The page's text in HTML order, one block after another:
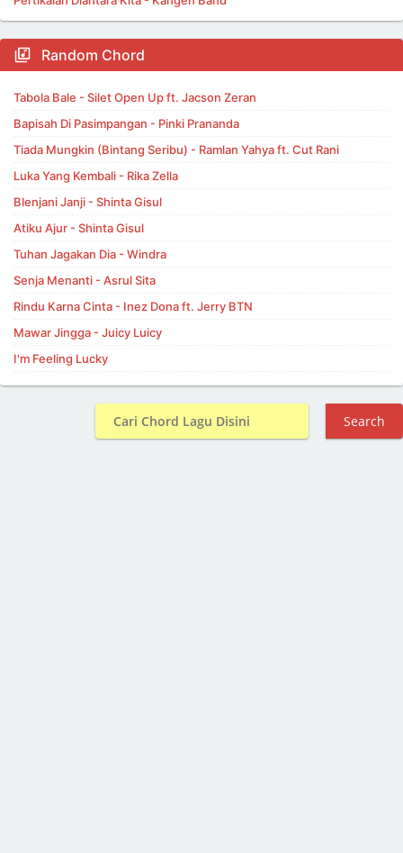
Random Chord
Tabola Bale - Silet Open Up ft. Jacson Zeran
Bapisah Di Pasimpangan - Pinki Prananda
Tiada Mungkin (Bintang Seribu) - Ramlan Yahya ft. Cut Rani
Luka Yang Kembali - Rika Zella
Blenjani Janji - Shinta Gisul
Atiku Ajur - Shinta Gisul
Tuhan Jagakan Dia - Windra
Senja Menanti - Asrul Sita
Rindu Karna Cinta - Inez Dona ft. Jerry BTN
Mawar Jingga - Juicy Luicy
I'm Feeling Lucky
Search